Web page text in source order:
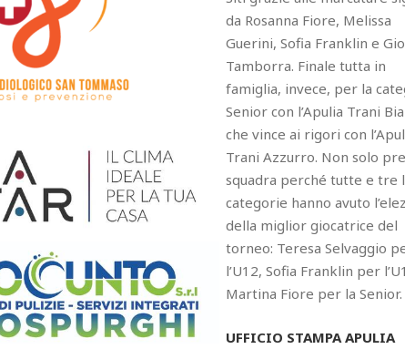
da Rosanna Fiore, Melissa
Guerini, Sofia Franklin e
Tamborra. Finale tutta in
famiglia, invece, per la
Senior con l’Apulia Trani
che vince ai rigori con
Trani Azzurro. Non solo
squadra perché tutte e tre
categorie hanno avuto
della miglior giocatrice del
torneo: Teresa Selvaggio
l’U12, Sofia Franklin per
Martina Fiore per la Senior.
UFFICIO STAMPA APULIA